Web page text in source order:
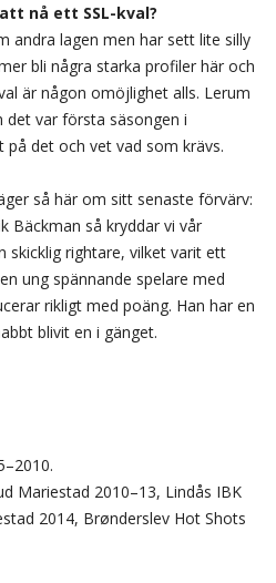
nå ett SSL-kval?
andra lagen men har sett lite silly
bli några starka profiler här och
är någon omöjlighet alls. Lerum
var första säsongen i
på det och vet vad som krävs.
så här om sitt senaste förvärv:
Bäckman så kryddar vi vår
skicklig rightare, vilket varit ett
ung spännande spelare med
rikligt med poäng. Han har en
blivit en i gänget.
Mariestad 2010–13, Lindås IBK
2014, Brønderslev Hot Shots